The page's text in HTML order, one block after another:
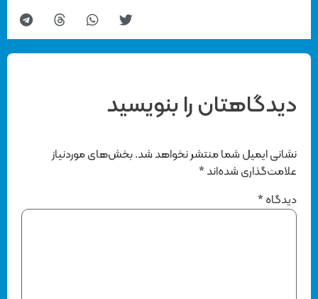
دیدگاهتان را بنویسید
نشانی ایمیل شما منتشر نخواهد شد. بخش‌های موردنیاز
علامت‌گذاری شده‌اند*
دیدگاه*